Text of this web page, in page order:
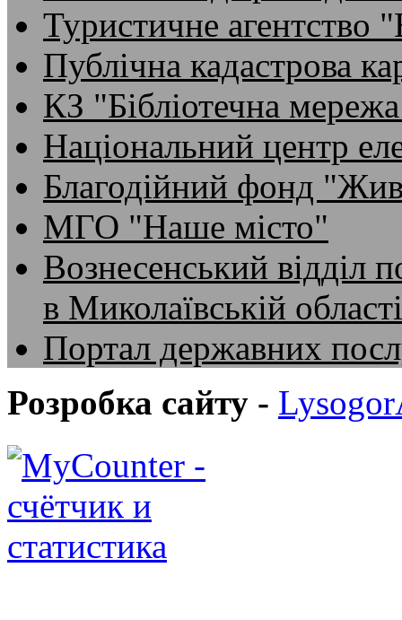
Туристичне агентство
Публічна кадастрова
КЗ "Бібліотечна
Національний центр
Благодійний фонд
МГО "Наше місто"
Вознесенський відділ
в Миколаївській області
Портал державних
Розробка сайту -